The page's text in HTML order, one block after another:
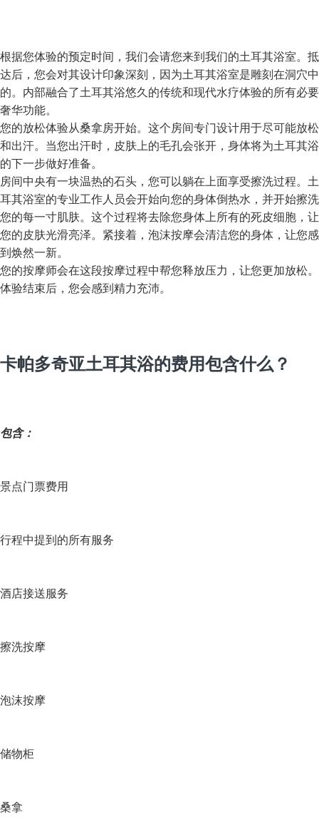
根据您体验的预定时间，我们会请您来到我们的土耳其浴室。抵
达后，您会对其设计印象深刻，因为土耳其浴室是雕刻在洞穴中
的。内部融合了土耳其浴悠久的传统和现代水疗体验的所有必要
奢华功能。
您的放松体验从桑拿房开始。这个房间专门设计用于尽可能放松
和出汗。当您出汗时，皮肤上的毛孔会张开，身体将为土耳其浴
的下一步做好准备。
房间中央有一块温热的石头，您可以躺在上面享受擦洗过程。土
耳其浴室的专业工作人员会开始向您的身体倒热水，并开始擦洗
您的每一寸肌肤。这个过程将去除您身体上所有的死皮细胞，让
您的皮肤光滑亮泽。紧接着，泡沫按摩会清洁您的身体，让您感
到焕然一新。
您的按摩师会在这段按摩过程中帮您释放压力，让您更加放松。
体验结束后，您会感到精力充沛。
卡帕多奇亚土耳其浴的费用包含什么？
包含：
景点门票费用
行程中提到的所有服务
酒店接送服务
擦洗按摩
泡沫按摩
储物柜
桑拿